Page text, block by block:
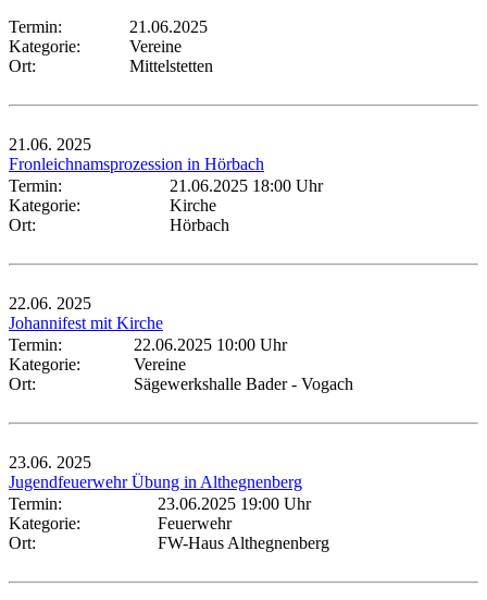
Termin:
21.06.2025
Kategorie:
Vereine
Ort:
Mittelstetten
21.06. 2025
Fronleichnamsprozession in Hörbach
Termin:
21.06.2025 18:00 Uhr
Kategorie:
Kirche
Ort:
Hörbach
22.06. 2025
Johannifest mit Kirche
Termin:
22.06.2025 10:00 Uhr
Kategorie:
Vereine
Ort:
Sägewerkshalle Bader - Vogach
23.06. 2025
Jugendfeuerwehr Übung in Althegnenberg
Termin:
23.06.2025 19:00 Uhr
Kategorie:
Feuerwehr
Ort:
FW-Haus Althegnenberg